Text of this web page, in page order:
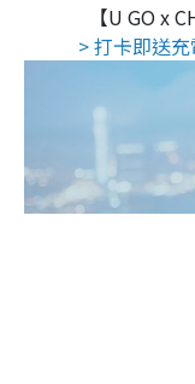
【U GO x
> 打卡即送